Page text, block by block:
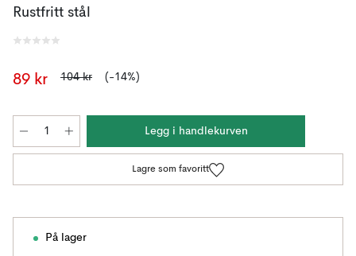
Rustfritt stål
89 kr 104 kr (-14%)
Legg i handlekurven
Lagre som favoritt
På lager